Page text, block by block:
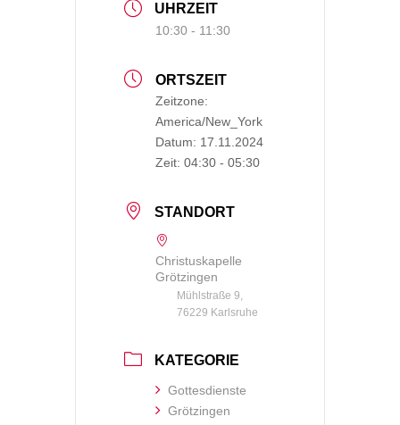
UHRZEIT
10:30 - 11:30
ORTSZEIT
Zeitzone:
America/New_York
Datum: 17.11.2024
Zeit: 04:30 - 05:30
STANDORT
Christuskapelle
Grötzingen
Mühlstraße 9,
76229 Karlsruhe
KATEGORIE
Gottesdienste
Grötzingen